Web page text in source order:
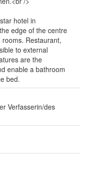
hotel in
edge of the centre
Restaurant,
to external
are the
enable a bathroom
bed.
Verfasserin/des